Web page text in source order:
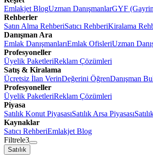
Emlakjet BlogUzman DanışmanlarGYF
Rehberler
Satın Alma RehberiSatıcı RehberiKiralama
Danışman Ara
Emlak DanışmanlarıEmlak OfisleriUzman
Profesyoneller
Üyelik PaketleriReklam Çözümleri
Satış & Kiralama
Ücretsiz İlan VerinDeğerini ÖğrenDanışman
Profesyoneller
Üyelik PaketleriReklam Çözümleri
Piyasa
Satılık Konut PiyasasıSatılık Arsa Piyasası
Kaynaklar
Satıcı RehberiEmlakjet Blog
Filtrele3
Satılık